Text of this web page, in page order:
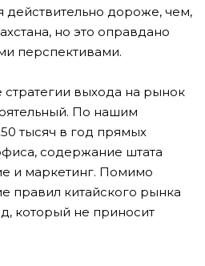
действительно дороже, чем,
но это оправдано
перспективами.
стратегии выхода на рынок
По нашим
тысяч в год прямых
содержание штата
и маркетинг. Помимо
правил китайского рынка
который не приносит